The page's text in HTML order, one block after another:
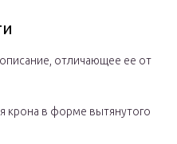
отличающее ее от
крона в форме вытянутого